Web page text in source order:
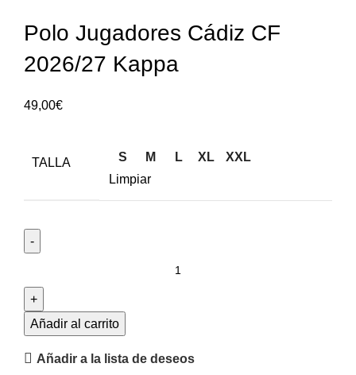
Polo Jugadores Cádiz CF
2026/27 Kappa
49,00€
TALLA S M L XL
XXL
Limpiar
Añadir al carrito
Añadir a la lista de deseos